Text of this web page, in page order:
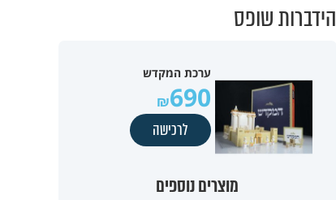
הידברות שופס
ערכת המקדש
690
לרכישה
מוצרים נוספים